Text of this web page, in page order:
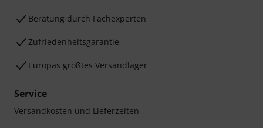
Beratung durch Fachexperten
Zufriedenheitsgarantie
Europas größtes Versandlager
Service
Versandkosten und Lieferzeiten